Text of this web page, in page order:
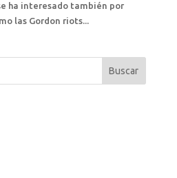
ha interesado también por
las Gordon riots...
Buscar